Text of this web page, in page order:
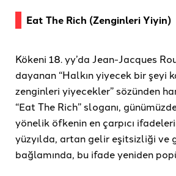
Eat The Rich (Zenginleri Yiyin)
Kökeni 18. yy’da Jean-Jacques
dayanan “Halkın yiyecek bir şeyi
zenginleri yiyecekler” sözünden
“Eat The Rich” sloganı,
yönelik öfkenin en çarpıcı
yüzyılda, artan gelir eşitsizliği ve
bağlamında, bu ifade yeniden